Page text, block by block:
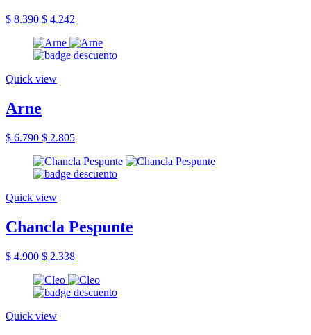
$ 8.390 $ 4.242
Quick view
Arne
$ 6.790 $ 2.805
Quick view
Chancla Pespunte
$ 4.900 $ 2.338
Quick view